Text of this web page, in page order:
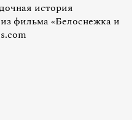
история
фильма «Белоснежка и